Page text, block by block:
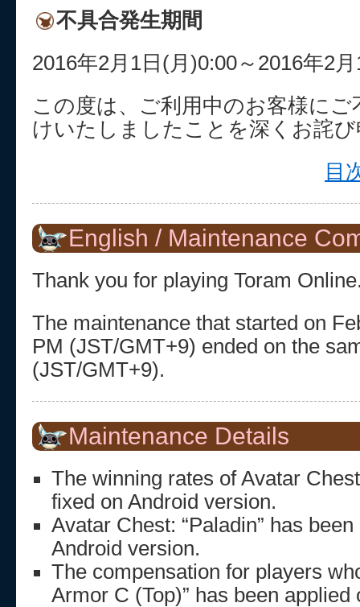
不具合発生期間
2016年2月1日(月)0:00～2016年2
この度は、ご利用中のお客様に
けいたしましたことを深くお詫
目
English / Maintenance
Thank you for playing Toram
The maintenance that started on
PM (JST/GMT+9) ended on the
(JST/GMT+9).
Maintenance Details
The winning rates of Avatar
fixed on Android version.
Avatar Chest: “Paladin” has
Android version.
The compensation for players
Armor C (Top)” has been